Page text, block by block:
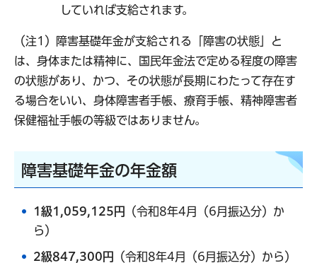
していれば支給されます。
（注1）障害基礎年金が支給される「障害の状態」と
は、身体または精神に、国民年金法で定める程度の障害
の状態があり、かつ、その状態が長期にわたって存在す
る場合をいい、身体障害者手帳、療育手帳、精神障害者
保健福祉手帳の等級ではありません。
障害基礎年金の年金額
1級1,059,125円
（令和8年4月（6月振込分）か
ら）
2級847,300円 （令和8年4月（6月振込分）から）